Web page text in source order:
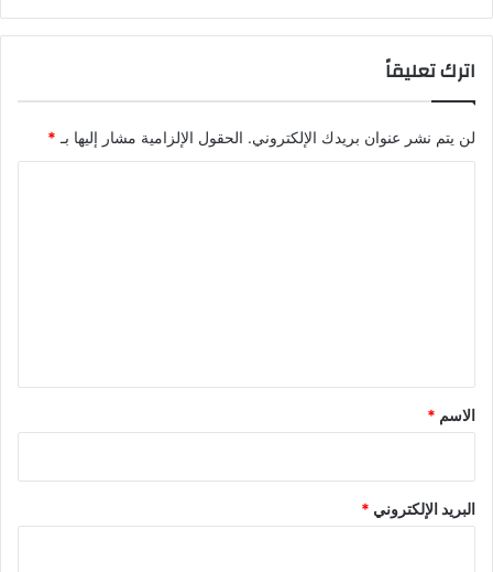
اترك تعليقاً
لن يتم نشر عنوان بريدك الإلكتروني. الحقول الإلزامية مشار إليها بـ *
*
الاسم *
البريد الإلكتروني *